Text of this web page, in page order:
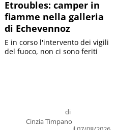
Etroubles: camper in
fiamme nella galleria
di Echevennoz
di
Cinzia Timpano
E in corso l'intervento dei vigili
del fuoco, non ci sono feriti